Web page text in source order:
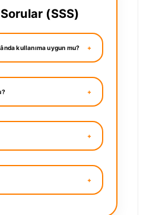
(SSS)
kullanıma uygun mu?